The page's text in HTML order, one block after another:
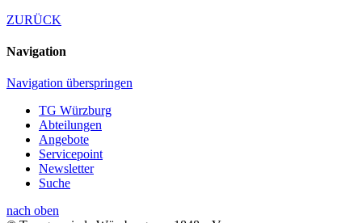
ZURÜCK
Navigation
Navigation überspringen
TG Würzburg
Abteilungen
Angebote
Servicepoint
Newsletter
Suche
nach oben